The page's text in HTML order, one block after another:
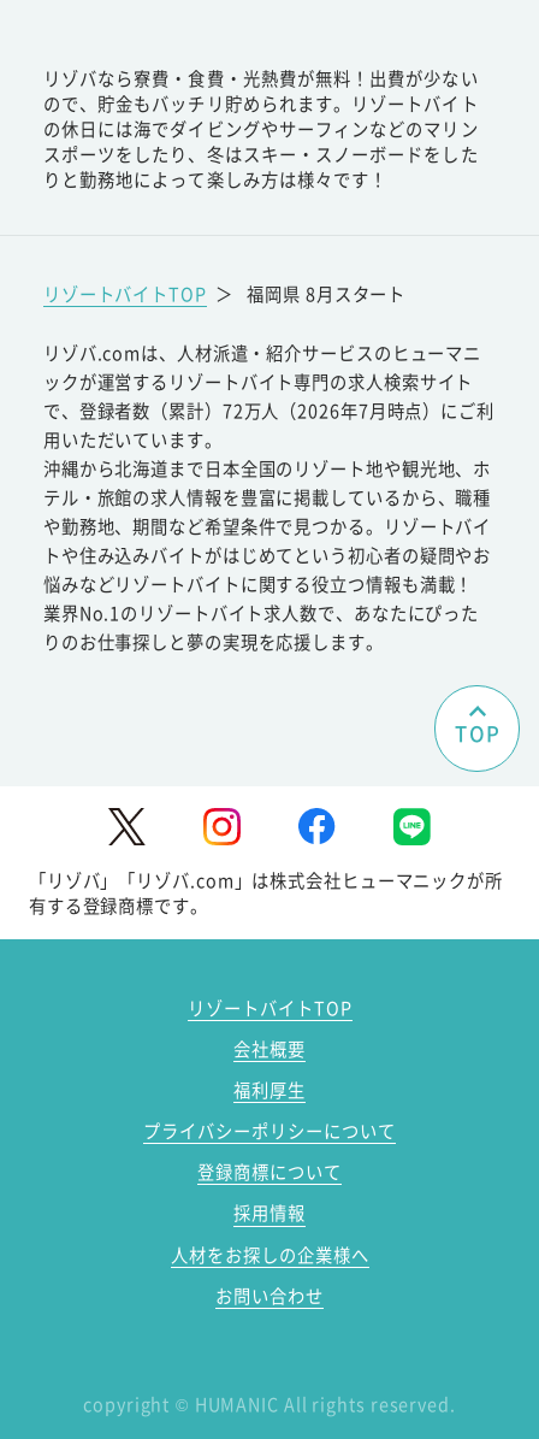
リゾバなら寮費・食費・光熱費が無料！出費が少ない
ので、貯金もバッチリ貯められます。リゾートバイト
の休日には海でダイビングやサーフィンなどのマリン
スポーツをしたり、冬はスキー・スノーボードをした
りと勤務地によって楽しみ方は様々です！
リゾートバイトTOP ＞ 福岡県 8月スタート
リゾバ.comは、人材派遣・紹介サービスのヒューマニ
ックが運営するリゾートバイト専門の求人検索サイト
で、登録者数（累計）72万人（2026年7月時点）にご利
用いただいています。
沖縄から北海道まで日本全国のリゾート地や観光地、ホ
テル・旅館の求人情報を豊富に掲載しているから、職種
や勤務地、期間など希望条件で見つかる。リゾートバイ
トや住み込みバイトがはじめてという初心者の疑問やお
悩みなどリゾートバイトに関する役立つ情報も満載！
業界No.1のリゾートバイト求人数で、あなたにぴった
りのお仕事探しと夢の実現を応援します。
TOP
「リゾバ」「リゾバ.com」は株式会社ヒューマニックが所
有する登録商標です。
リゾートバイトTOP
会社概要
福利厚生
プライバシーポリシーについて
登録商標について
採用情報
人材をお探しの企業様へ
お問い合わせ
copyright © HUMANIC All rights reserved.